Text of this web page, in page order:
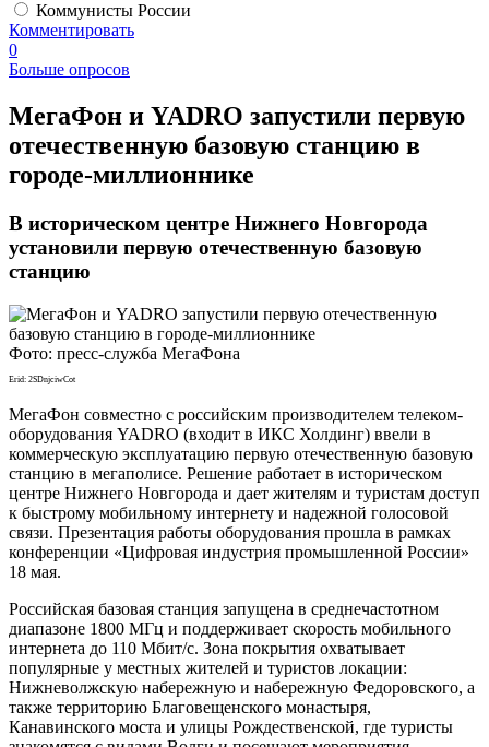
Коммунисты России
Комментировать
0
Больше опросов
​МегаФон и YADRO запустили первую
отечественную базовую станцию в
городе-миллионнике
В историческом центре Нижнего Новгорода
установили первую отечественную базовую
станцию
Фото: пресс-служба МегаФона
Erid: 2SDnjciwCot
МегаФон совместно с российским производителем телеком-
оборудования YADRO (входит в ИКС Холдинг) ввели в
коммерческую эксплуатацию первую отечественную базовую
станцию в мегаполисе. Решение работает в историческом
центре Нижнего Новгорода и дает жителям и туристам доступ
к быстрому мобильному интернету и надежной голосовой
связи. Презентация работы оборудования прошла в рамках
конференции «Цифровая индустрия промышленной России»
18 мая.
Российская базовая станция запущена в среднечастотном
диапазоне 1800 МГц и поддерживает скорость мобильного
интернета до 110 Мбит/с. Зона покрытия охватывает
популярные у местных жителей и туристов локации:
Нижневолжскую набережную и набережную Федоровского, а
также территорию Благовещенского монастыря,
Канавинского моста и улицы Рождественской, где туристы